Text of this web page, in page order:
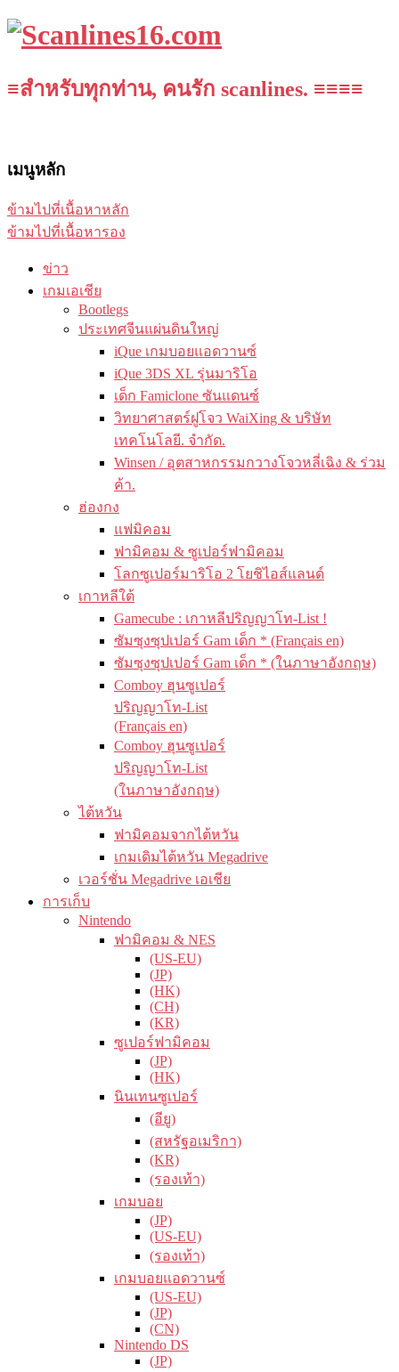
≡สำหรับทุกท่าน, คนรัก scanlines. ≡≡≡≡
เมนูหลัก
ข้ามไปที่เนื้อหาหลัก
ข้ามไปที่เนื้อหารอง
ข่าว
เกมเอเชีย
Bootlegs
ประเทศจีนแผ่นดินใหญ่
iQue เกมบอยแอดวานซ์
iQue 3DS XL รุ่นมาริโอ
เด็ก Famiclone ซันแดนซ์
วิทยาศาสตร์ฝูโจว WaiXing & บริษัท
เทคโนโลยี. จำกัด.
Winsen / อุตสาหกรรมกวางโจวหลี่เฉิง & ร่วม
ค้า.
ฮ่องกง
แฟมิคอม
ฟามิคอม & ซูเปอร์ฟามิคอม
โลกซูเปอร์มาริโอ 2 โยชิไอส์แลนด์
เกาหลีใต้
Gamecube : เกาหลีปริญญาโท-List !
ซัมซุงซุปเปอร์ Gam เด็ก * (Français en)
ซัมซุงซุปเปอร์ Gam เด็ก * (ในภาษาอังกฤษ)
Comboy ฮุนซูเปอร์
ปริญญาโท-List
(Français en)
Comboy ฮุนซูเปอร์
ปริญญาโท-List
(ในภาษาอังกฤษ)
ไต้หวัน
ฟามิคอมจากไต้หวัน
เกมเดิมไต้หวัน Megadrive
เวอร์ชั่น Megadrive เอเชีย
การเก็บ
Nintendo
ฟามิคอม & NES
(US-EU)
(JP)
(HK)
(CH)
(KR)
ซูเปอร์ฟามิคอม
(JP)
(HK)
นินเทนซูเปอร์
(อียู)
(สหรัฐอเมริกา)
(KR)
(รองเท้า)
เกมบอย
(JP)
(US-EU)
(รองเท้า)
เกมบอยแอดวานซ์
(US-EU)
(JP)
(CN)
Nintendo DS
(JP)